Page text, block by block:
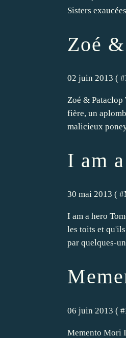
Sisters
Zoé
02 juin 2013 ( #
Zoé & Pataclop
fière, un
malicieux
I am
30 mai 2013 ( #
I am a hero
les toits et
par quelques-
06 juin 2013 ( #
Memento Mori